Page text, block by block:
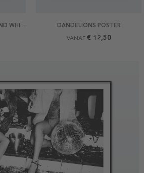
CHRYSANTHEMUM BLACK AND WHITE POSTER
DANDELIONS POSTER
VANAF € 12,50